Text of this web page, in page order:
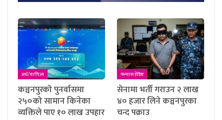
अर्थ/वाणिज्य
कञ्चनपुरको पुनर्वासमा
२५०को सामान किनेका
व्यक्तिले पाए १० लाख उपहार
फ्ल्यास हेडिङ
सेनामा भर्ती गराउन २ लाख
४० हजार लिने कञ्चनपुरका
चन्द पक्राउ